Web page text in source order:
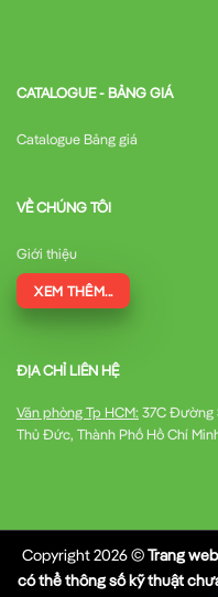
CATALOGUE - BẢNG GIÁ
Catalogue Bảng giá
VỀ CHÚNG TÔI
Giới thiệu
XEM THÊM...
ĐỊA CHỈ LIÊN HỆ
Văn phòng Tp HCM: 37C Đường
Thủ Đức, Thành Phố Hồ Chí
Copyright 2026 ©Trang
có thể thông số kỹ thuật